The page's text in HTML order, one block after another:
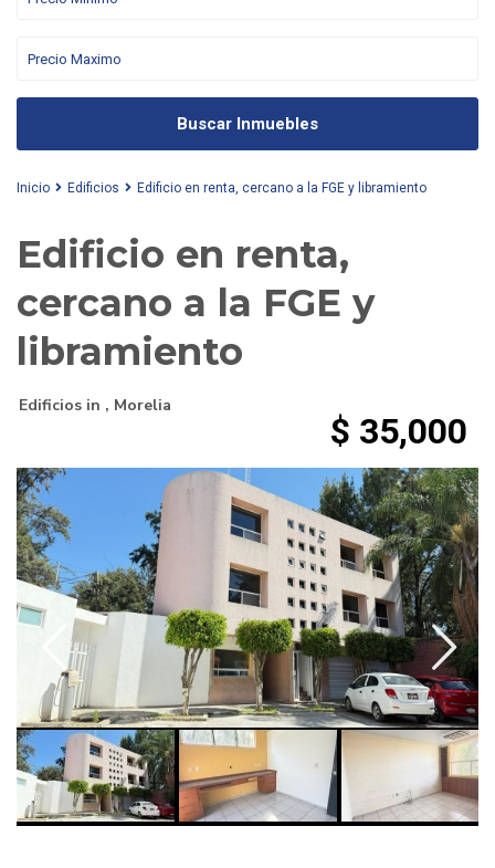
Buscar Inmuebles
Inicio Edificios Edificio en renta, cercano a la FGE y libramiento
Edificio en renta,
cercano a la FGE y
libramiento
Edificios in , Morelia
$ 35,000